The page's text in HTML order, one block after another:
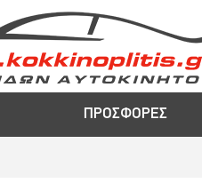
ΠΡΟΣΦΟΡΕΣ